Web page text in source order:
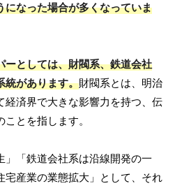
になった場合が多くなっていま
ーとしては、財閥系、鉄道会社
統があります。財閥系とは、明治
経済界で大きな影響力を持つ、伝
とを指します。
」「鉄道会社系は沿線開発の一
宅産業の業態拡大」として、それ